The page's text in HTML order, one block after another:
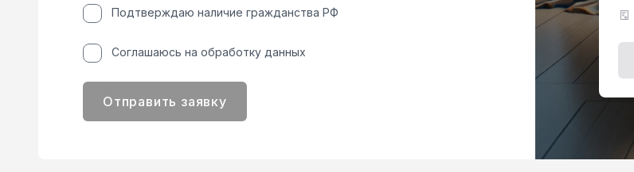
Подтверждаю наличие гражданства РФ
Соглашаюсь на обработку данных
Отправить заявку